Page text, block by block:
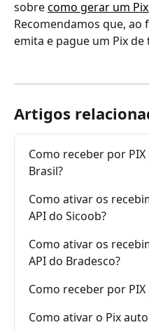
sobre como gerar um
Recomendamos que, ao
emita e pague um Pix de
Artigos
Como receber por
Brasil?
Como ativar os
API do Sicoob?
Como ativar os
API do Bradesco?
Como receber por
Como ativar o Pix